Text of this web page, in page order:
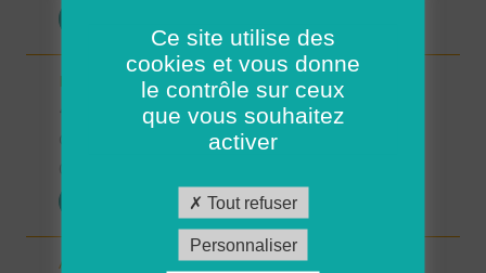
Responsable du développement (H/F)
Aide à domicile Limogne (H/F)
Ce site utilise des
cookies et vous donne
le contrôle sur ceux
que vous souhaitez
activer
Tout refuser
Personnaliser